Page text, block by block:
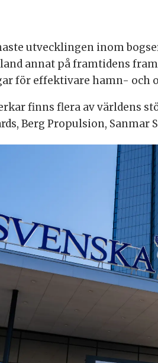
utvecklingen inom
annat på framtidens
för effektivare hamn- och
finns flera av världens
Berg Propulsion, Sanmar